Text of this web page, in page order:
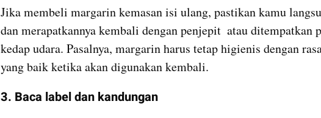
Jika membeli margarin kemasan isi ulang, pastikan kamu
dan merapatkannya kembali dengan penjepit  atau ditempatkan
kedap udara. Pasalnya, margarin harus tetap higienis dengan
yang baik ketika akan digunakan kembali.
3. Baca label dan kandungan